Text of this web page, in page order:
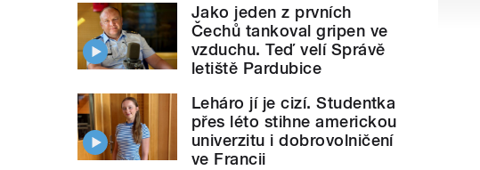
Jako jeden z prvních
Čechů tankoval gripen ve
vzduchu. Teď velí Správě
letiště Pardubice
Leháro jí je cizí. Studentka
přes léto stihne americkou
univerzitu i dobrovolničení
ve Francii